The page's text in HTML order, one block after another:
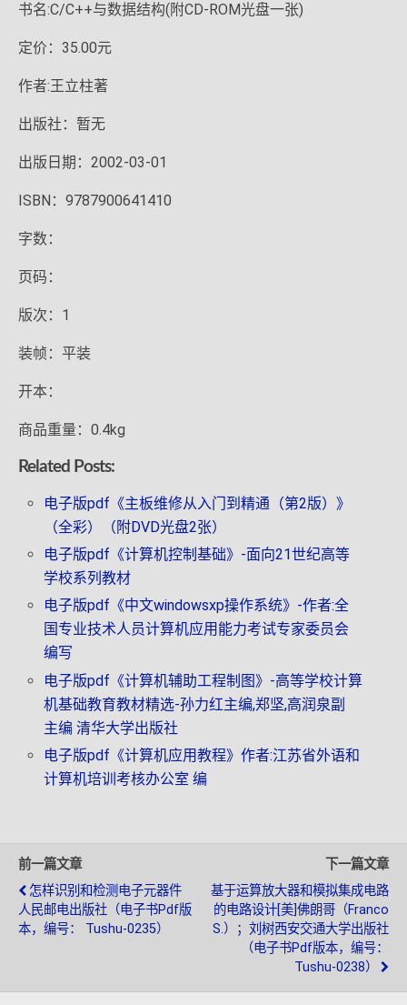
书名:C/C++与数据结构(附CD-ROM光盘一张)
定价：35.00元
作者:王立柱著
出版社：暂无
出版日期：2002-03-01
ISBN：9787900641410
字数：
页码：
版次：1
装帧：平装
开本：
商品重量：0.4kg
Related Posts:
电子版pdf《主板维修从入门到精通（第2版）》
（全彩）（附DVD光盘2张）
电子版pdf《计算机控制基础》-面向21世纪高等
学校系列教材
电子版pdf《中文windowsxp操作系统》-作者:全
国专业技术人员计算机应用能力考试专家委员会
编写
电子版pdf《计算机辅助工程制图》-高等学校计算
机基础教育教材精选-孙力红主编,郑坚,高润泉副
主编 清华大学出版社
电子版pdf《计算机应用教程》作者:江苏省外语和
计算机培训考核办公室 编
前一篇文章
怎样识别和检测电子元器件
人民邮电出版社（电子书pdf版
本，编号： Tushu-0235）
下一篇文章
基于运算放大器和模拟集成电路
的电路设计[美]佛朗哥（Franco
S.）；刘树西安交通大学出版社
（电子书pdf版本，编号：
Tushu-0238）